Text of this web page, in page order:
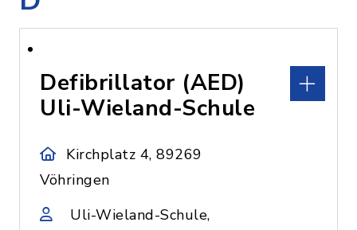
Defibrillator (AED)
Uli-Wieland-Schule
Kirchplatz 4, 89269
Vöhringen
Uli-Wieland-Schule,